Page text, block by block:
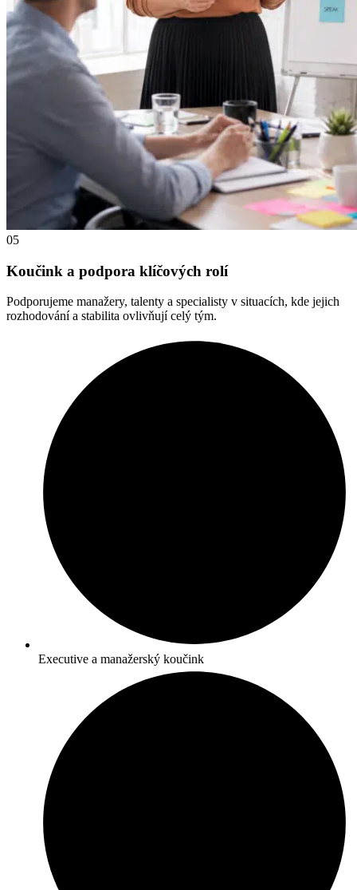
05
Koučink a podpora klíčových rolí
Podporujeme manažery, talenty a specialisty v situacích, kde jejich
rozhodování a stabilita ovlivňují celý tým.
Executive a manažerský koučink